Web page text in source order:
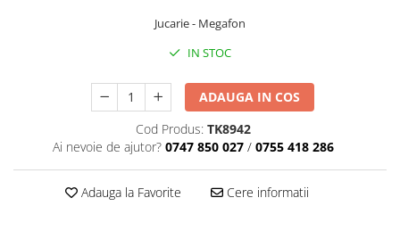
Jucarie - Megafon
IN STOC
ADAUGA IN COS
Cod Produs: TK8942
Ai nevoie de ajutor? 0747 850 027 / 0755 418 286
Adauga la Favorite Cere informatii